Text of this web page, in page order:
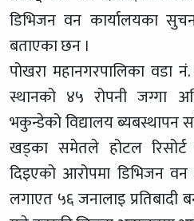
डिभिजन वन कार्यालयका
बताएका छन ।
पोखरा महानगरपालिका वडा
स्थानको ४५ रोपनी जग्गा
भकुन्डेको विद्यालय ब्यबस्थापन
खड्का समेतले होटल रिसोर्ट
दिइएको आरोपमा डिभिजन
लगाएत ५६ जनालाइ प्रतिबादी